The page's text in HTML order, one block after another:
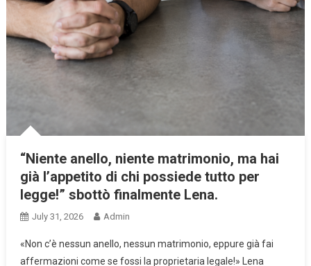
“Niente anello, niente matrimonio, ma hai
già l’appetito di chi possiede tutto per
legge!” sbottò finalmente Lena.
July 31, 2026 Admin
«Non c’è nessun anello, nessun matrimonio, eppure già fai
affermazioni come se fossi la proprietaria legale!» Lena